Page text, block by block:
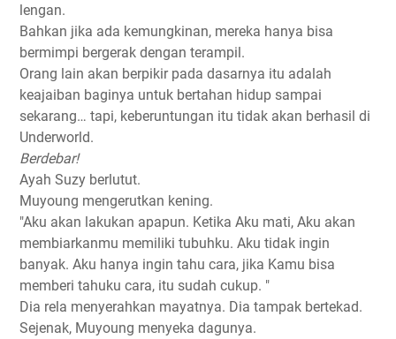
lengan.
Bahkan jika ada kemungkinan, mereka hanya bisa
bermimpi bergerak dengan terampil.
Orang lain akan berpikir pada dasarnya itu adalah
keajaiban baginya untuk bertahan hidup sampai
sekarang… tapi, keberuntungan itu tidak akan berhasil di
Underworld.
Berdebar!
Ayah Suzy berlutut.
Muyoung mengerutkan kening.
"Aku akan lakukan apapun. Ketika Aku mati, Aku akan
membiarkanmu memiliki tubuhku. Aku tidak ingin
banyak. Aku hanya ingin tahu cara, jika Kamu bisa
memberi tahuku cara, itu sudah cukup. "
Dia rela menyerahkan mayatnya. Dia tampak bertekad.
Sejenak, Muyoung menyeka dagunya.